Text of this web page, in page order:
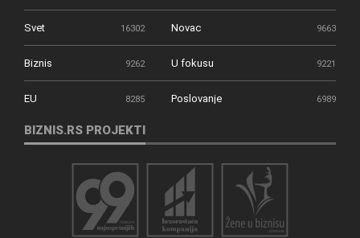
Svet 16302 Novac 9663
Biznis 9262 U fokusu 9221
EU 8285 Poslovanje 6989
BIZNIS.RS PROJEKTI